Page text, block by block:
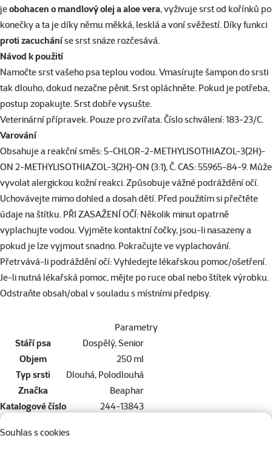
Souhlas s cookies
jeobohacen o mandlový olej a aloe vera, vyživuje srst od kořínků po
konečky a ta je díky němu měkká, lesklá a voní svěžestí. Díky funkci
proti zacucháníse srst snáze rozčesává.
Návod k použití
Namočte srst vašeho psa teplou vodou. Vmasírujte šampon do srsti
tak dlouho, dokud nezačne pěnit. Srst opláchněte. Pokud je potřeba,
postup zopakujte. Srst dobře vysušte.
Veterinární přípravek. Pouze pro zvířata. Číslo schválení: 183-23/C.
Varování
Obsahuje a reakční směs: 5-CHLOR-2-METHYLISOTHIAZOL-3(2H)-
ON 2-METHYLISOTHIAZOL-3(2H)-ON (3:1), Č. CAS: 55965-84-9. Může
vyvolat alergickou kožní reakci. Způsobuje vážné podráždění očí.
Uchovávejte mimo dohled a dosah dětí. Před použitím si přečtěte
údaje na štítku. PŘI ZASAŽENÍ OČÍ: Několik minut opatrně
vyplachujte vodou. Vyjměte kontaktní čočky, jsou-li nasazeny a
pokud je lze vyjmout snadno. Pokračujte ve vyplachování.
Přetrvává-li podráždění očí: Vyhledejte lékařskou pomoc/ošetření.
Je-li nutná lékařská pomoc, mějte po ruce obal nebo štítek výrobku.
Odstraňte obsah/obal v souladu s místními předpisy.
Parametry
Stáří psa
Dospělý, Senior
Objem
250 ml
Typ srsti
Dlouhá, Polodlouhá
Značka
Beaphar
Katalogové číslo
244-13843